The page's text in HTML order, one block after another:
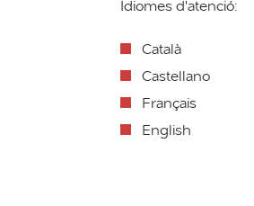
Idiomes d'atenció:
Català
Castellano
Français
English